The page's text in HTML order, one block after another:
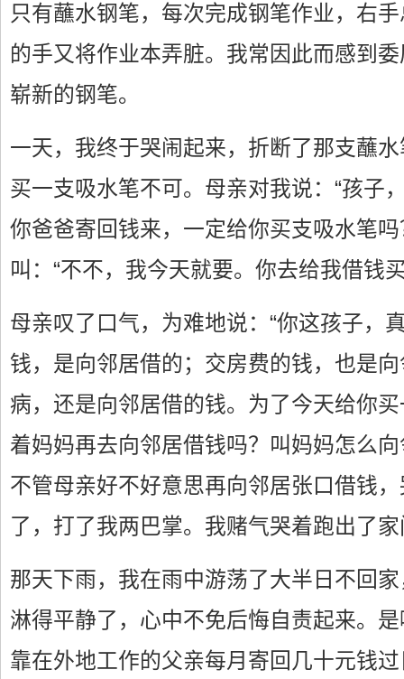
只有蘸水钢笔，每次完成钢笔作业，右
的手又将作业本弄脏。我常因此而感到
崭新的钢笔。
一天，我终于哭闹起来，折断了那支蘸
买一支吸水笔不可。母亲对我说：“孩子
你爸爸寄回钱来，一定给你买支吸水笔
叫：“不不，我今天就要。你去给我借钱
母亲叹了口气，为难地说：“你这孩子，
钱，是向邻居借的；交房费的钱，也是
病，还是向邻居借的钱。为了今天给你
着妈妈再去向邻居借钱吗？叫妈妈怎么
不管母亲好不好意思再向邻居张口借钱
了，打了我两巴掌。我赌气哭着跑出了
那天下雨，我在雨中游荡了大半日不回
淋得平静了，心中不免后悔自责起来。
靠在外地工作的父亲每月寄回几十元钱